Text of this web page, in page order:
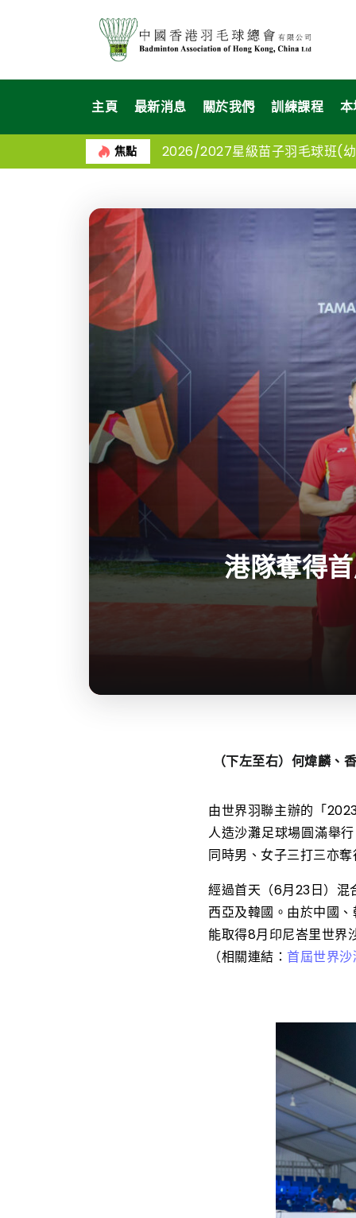
主頁 最新消息 關於我們 訓練課程
焦點 2026/2027星級苗子羽毛球班(
2026第四十八屆會長盃全港羽
港隊奪得
（下左至右）何煒麟、
由世界羽聯主辦的「
人造沙灘足球場圓滿舉
同時男、女子三打三亦
經過首天（6月23日）混
西亞及韓國。由於中國
能取得8月印尼峇里世界
（相關連結： 首屆世界